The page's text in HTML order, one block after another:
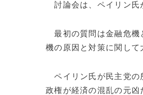
討論会は、ペイリン氏
最初の質問は金融危機
機の原因と対策に関して
ペイリン氏が民主党の
政権が経済の混乱の元